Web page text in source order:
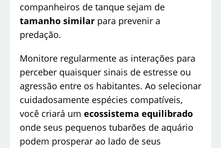
companheiros de tanque sejam de
tamanho similar para prevenir a
predação.
Monitore regularmente as interações para
perceber quaisquer sinais de estresse ou
agressão entre os habitantes. Ao selecionar
cuidadosamente espécies compatíveis,
você criará um ecossistema equilibrado
onde seus pequenos tubarões de aquário
podem prosperar ao lado de seus